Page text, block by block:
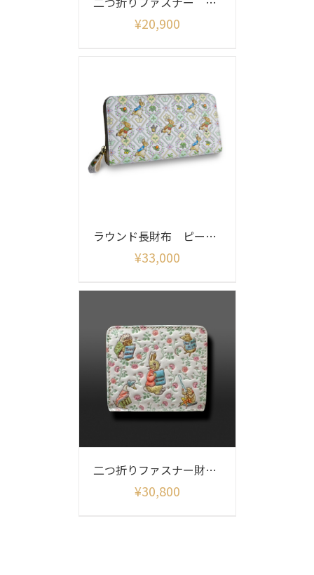
¥20,900
ラウンド長財布 ピーターラビット（ガーデン）
¥33,000
二つ折りファスナー財布 ピーターラビット (フレンズ)
¥30,800